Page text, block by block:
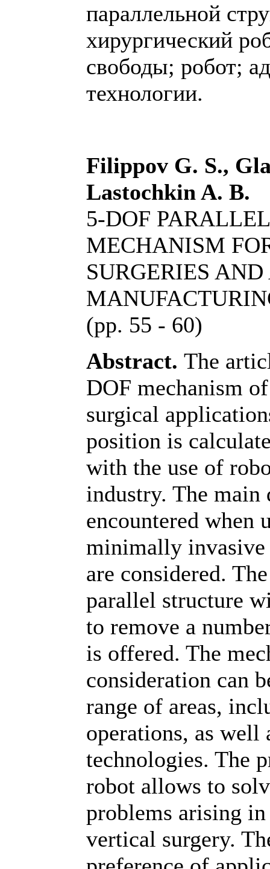
параллельной
хирургический
свободы; робот;
технологии.
Filippov G. S.,
Lastochkin A. B.
5-DOF
MECHANISM
SURGERIES
(pp. 55 - 60)
Abstract. The
DOF mechanism
surgical
position is
with the use of
industry. The
encountered when
minimally invasive
are considered.
parallel structure
to remove a
is offered. The
consideration can
range of areas,
operations, as well
technologies. The
robot allows to
problems arising
vertical surgery.